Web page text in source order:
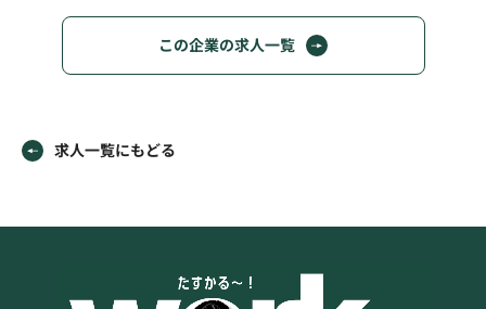
この企業の求人一覧
求人一覧にもどる